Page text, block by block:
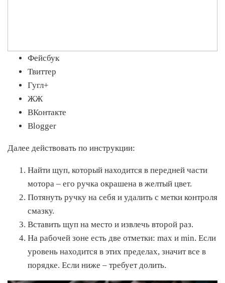
Фейсбук
Твиттер
Гугл+
ЖЖ
ВКонтакте
Blogger
Далее действовать по инструкции:
Найти щуп, который находится в передней части
мотора – его ручка окрашена в желтый цвет.
Потянуть ручку на себя и удалить с метки контроля
смазку.
Вставить щуп на место и извлечь второй раз.
На рабочей зоне есть две отметки: max и min. Если
уровень находится в этих пределах, значит все в
порядке. Если ниже – требует долить.